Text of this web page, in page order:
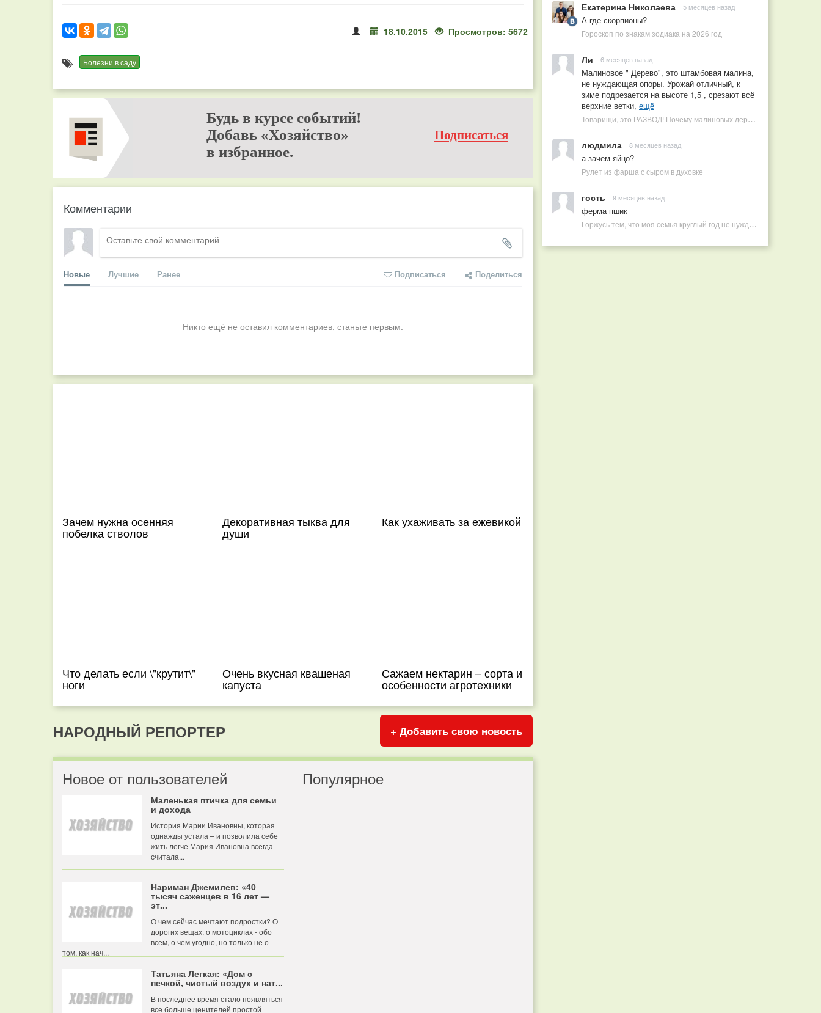
18.10.2015 Просмотров: 5672
Болезни в саду
Будь в курсе событий!
Добавь «Хозяйство»
в избранное.
Подписаться
Комментарии
Новые Лучшие Ранее Подписаться Поделиться
Никто ещё не оставил комментариев, станьте первым.
Зачем нужна осенняя
побелка стволов
Декоративная тыква для
души
Как ухаживать за ежевикой
Что делать если \"крутит\"
ноги
Очень вкусная квашеная
капуста
Сажаем нектарин – сорта и
особенности агротехники
НАРОДНЫЙ РЕПОРТЕР + Добавить свою новость
Новое от пользователей
Маленькая птичка для семьи
и дохода
История Марии Ивановны, которая
однажды устала – и позволила себе
жить легче Мария Ивановна всегда
считала...
Нариман Джемилев: «40
тысяч саженцев в 16 лет —
эт...
О чем сейчас мечтают подростки? О
дорогих вещах, о мотоциклах - обо
всем, о чем угодно, но только не о
том, как нач...
Татьяна Легкая: «Дом с
печкой, чистый воздух и нат...
В последнее время стало появляться
все больше ценителей простой
Популярное
Екатерина Николаева 5 месяцев назад
А где скорпионы?
Гороскоп по знакам зодиака на 2026 год
Ли 6 месяцев назад
Малиновое " Дерево", это штамбовая малина,
не нуждающая опоры. Урожай отличный, к
зиме подрезается на высоте 1,5 , срезают всё
верхние ветки, ещё
Товарищи, это РАЗВОД! Почему малиновых деревьев не бывает, или Как ушлые продавцы наживаются на мечтах садоводов
людмила 8 месяцев назад
а зачем яйцо?
Рулет из фарша с сыром в духовке
гость 9 месяцев назад
ферма пшик
Горжусь тем, что моя семья круглый год не нуждается в покупных витаминах